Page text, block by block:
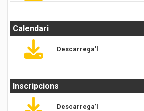
Calendari
Descarrega’l
Inscripcions
Descarrega’l